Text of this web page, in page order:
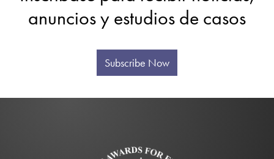
anuncios y estudios de casos
Subscribe Now